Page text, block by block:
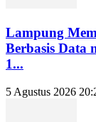
Lampung
Berbasis Data
1...
5 Agustus 2026